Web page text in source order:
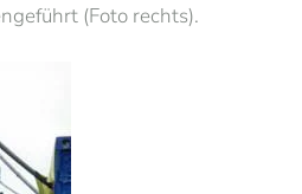
(Foto rechts).